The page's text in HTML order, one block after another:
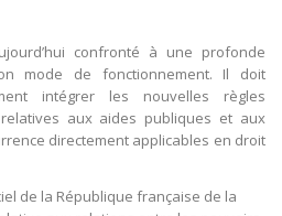
confronté à une profonde
mode de fonctionnement. Il doit
intégrer les nouvelles règles
aux aides publiques et aux
directement applicables en droit
de la République française de la